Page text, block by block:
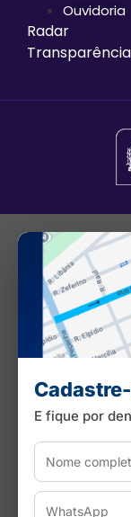
Ouvidoria
Radar
Transparência
E fique por